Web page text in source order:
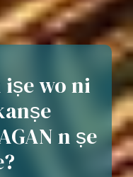
iṣe wo ni
n ṣe